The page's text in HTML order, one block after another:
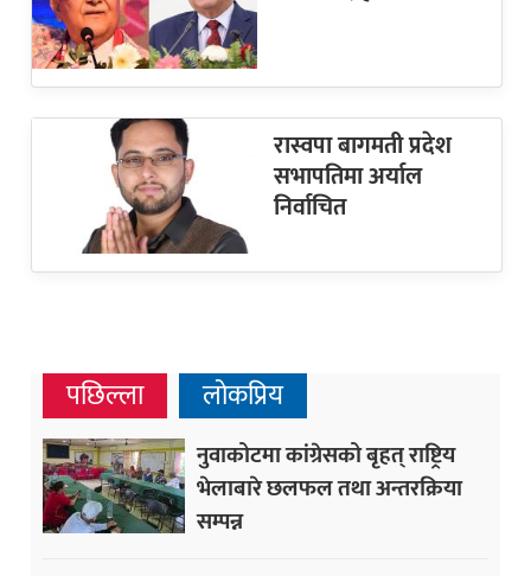
रास्वपा बागमती प्रदेश
सभापतिमा अर्याल
निर्वाचित
पछिल्ला लोकप्रिय
नुवाकोटमा कांग्रेसको बृहत् राष्ट्रिय
भेलाबारे छलफल तथा अन्तरक्रिया
सम्पन्न